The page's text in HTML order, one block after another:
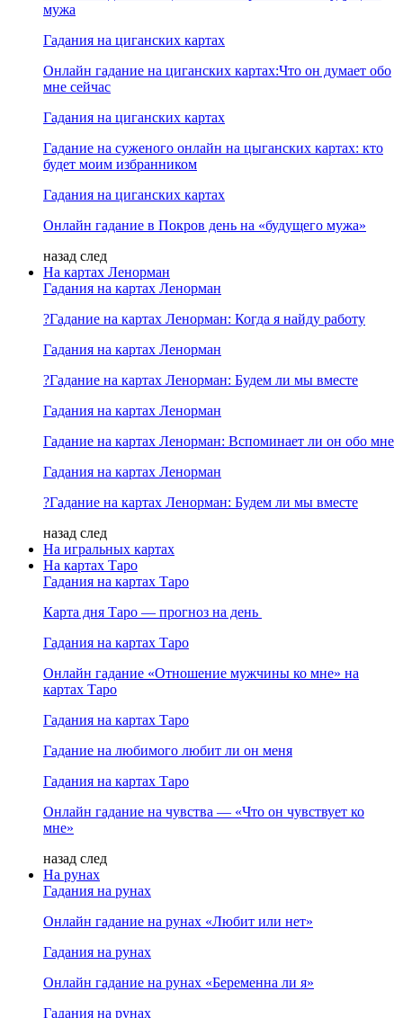
мужа
Гадания на циганских картах
Онлайн гадание на циганских картах:Что он думает обо
мне сейчас
Гадания на циганских картах
Гадание на суженого онлайн на цыганских картах: кто
будет моим избранником
Гадания на циганских картах
Онлайн гадание в Покров день на «будущего мужа»
назад след
На картах Ленорман
Гадания на картах Ленорман
?Гадание на картах Ленорман: Когда я найду работу
Гадания на картах Ленорман
?Гадание на картах Ленорман: Будем ли мы вместе
Гадания на картах Ленорман
Гадание на картах Ленорман: Вспоминает ли он обо мне
Гадания на картах Ленорман
?Гадание на картах Ленорман: Будем ли мы вместе
назад след
На игральных картах
На картах Таро
Гадания на картах Таро
Карта дня Таро — прогноз на день
Гадания на картах Таро
Онлайн гадание «Отношение мужчины ко мне» на
картах Таро
Гадания на картах Таро
Гадание на любимого любит ли он меня
Гадания на картах Таро
Онлайн гадание на чувства — «Что он чувствует ко
мне»
назад след
На рунах
Гадания на рунах
Онлайн гадание на рунах «Любит или нет»
Гадания на рунах
Онлайн гадание на рунах «Беременна ли я»
Гадания на рунах